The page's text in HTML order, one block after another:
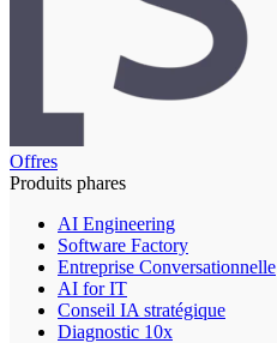
Offres
Produits phares
AI Engineering
Software Factory
Entreprise Conversationnelle
AI for IT
Conseil IA stratégique
Diagnostic 10x